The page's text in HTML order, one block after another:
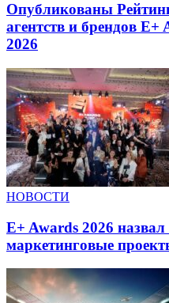
Опубликованы
агентств и брендов
2026
НОВОСТИ
E+ Awards 2026
маркетинговые